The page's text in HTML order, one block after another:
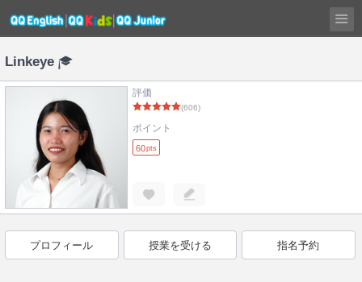
Linkeye
評価
(606)
ポイント
60pts
プロフィール 授業を受ける 指名予約